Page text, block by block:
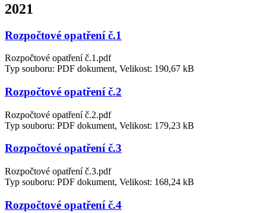
2021
Rozpočtové opatření č.1
Rozpočtové opatření č.1.pdf
Typ souboru: PDF dokument, Velikost: 190,67 kB
Rozpočtové opatření č.2
Rozpočtové opatření č.2.pdf
Typ souboru: PDF dokument, Velikost: 179,23 kB
Rozpočtové opatření č.3
Rozpočtové opatření č.3.pdf
Typ souboru: PDF dokument, Velikost: 168,24 kB
Rozpočtové opatření č.4